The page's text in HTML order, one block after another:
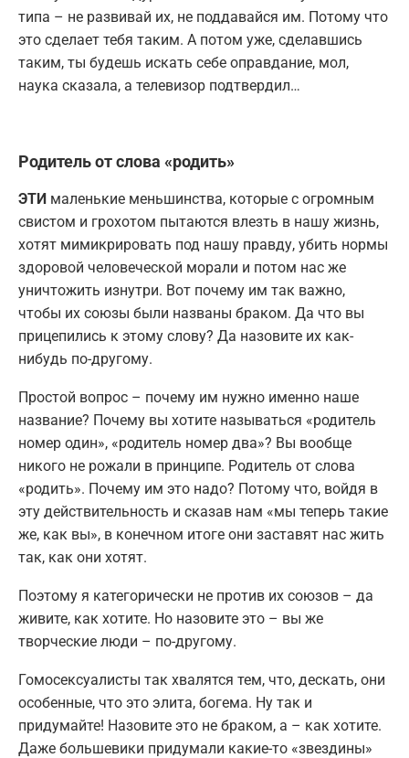
типа – не развивай их, не поддавайся им. Потому что
это сделает тебя таким. А потом уже, сделавшись
таким, ты будешь искать себе оправдание, мол,
наука сказала, а телевизор подтвердил…
Родитель от слова «родить»
ЭТИ маленькие меньшинства, которые с огромным
свистом и грохотом пытаются влезть в нашу жизнь,
хотят мимикрировать под нашу правду, убить нормы
здоровой человеческой морали и потом нас же
уничтожить изнутри. Вот почему им так важно,
чтобы их союзы были названы браком. Да что вы
прицепились к этому слову? Да назовите их как-
нибудь по-другому.
Простой вопрос – почему им нужно именно наше
название? Почему вы хотите называться «родитель
номер один», «родитель номер два»? Вы вообще
никого не рожали в принципе. Родитель от слова
«родить». Почему им это надо? Потому что, войдя в
эту действительность и сказав нам «мы теперь такие
же, как вы», в конечном итоге они заставят нас жить
так, как они хотят.
Поэтому я категорически не против их союзов – да
живите, как хотите. Но назовите это – вы же
творческие люди – по-другому.
Гомосексуалисты так хвалятся тем, что, дескать, они
особенные, что это элита, богема. Ну так и
придумайте! Назовите это не браком, а – как хотите.
Даже большевики придумали какие-то «звездины»